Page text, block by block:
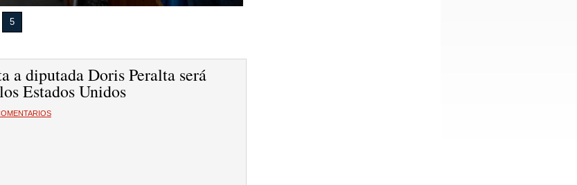
5
a diputada Doris Peralta será
Estados Unidos